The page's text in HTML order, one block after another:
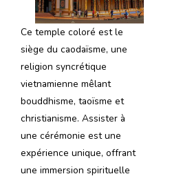
Ce temple coloré est le
siège du caodaïsme, une
religion syncrétique
vietnamienne mêlant
bouddhisme, taoïsme et
christianisme. Assister à
une cérémonie est une
expérience unique, offrant
une immersion spirituelle